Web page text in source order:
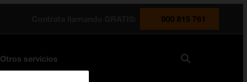
900 815 761
Otros servicios